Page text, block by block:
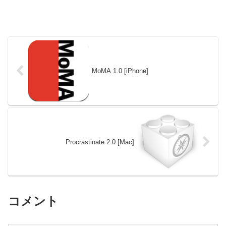
MoMA 1.0 [iPhone]
Procrastinate 2.0 [Mac]
コメント